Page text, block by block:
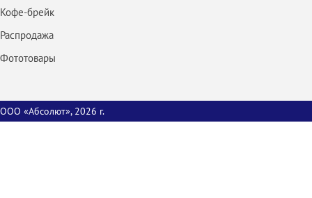
Кофе-брейк
Распродажа
Фототовары
ООО «Абсолют», 2026 г.